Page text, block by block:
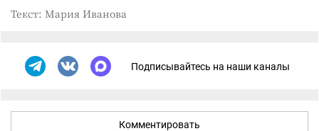
Текст: Мария Иванова
Подписывайтесь на наши каналы
Комментировать